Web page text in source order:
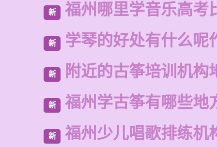
新 福州哪里学音乐高考
新 学琴的好处有什么呢
新 附近的古筝培训机构
新 福州学古筝有哪些地
新 福州少儿唱歌排练机